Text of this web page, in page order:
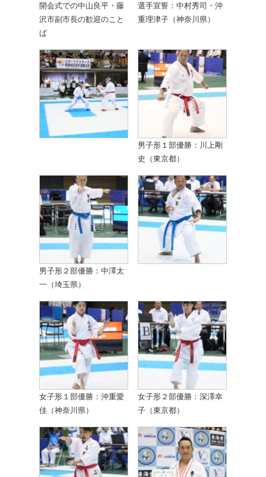
開会式での中山良平・藤
沢市副市長の歓迎のこと
ば
選手宣誓：中村秀司・沖
重理津子（神奈川県）
男子形１部優勝：川上剛
史（東京都）
男子形２部優勝：中澤太
一（埼玉県）
女子形１部優勝：沖重愛
佳（神奈川県）
女子形２部優勝：深澤幸
子（東京都）